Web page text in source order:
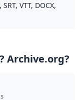
VTT, DOCX,
Archive.org?